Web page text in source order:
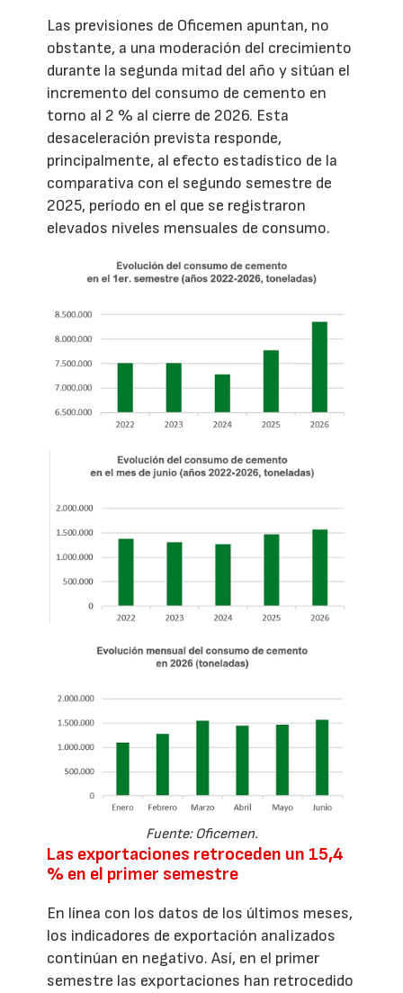
Las previsiones de Oficemen apuntan, no
obstante, a una moderación del crecimiento
durante la segunda mitad del año y sitúan el
incremento del consumo de cemento en
torno al 2 % al cierre de 2026. Esta
desaceleración prevista responde,
principalmente, al efecto estadístico de la
comparativa con el segundo semestre de
2025, período en el que se registraron
elevados niveles mensuales de consumo.
Fuente: Oficemen.
Las exportaciones retroceden un 15,4
% en el primer semestre
En línea con los datos de los últimos meses,
los indicadores de exportación analizados
continúan en negativo. Así, en el primer
semestre las exportaciones han retrocedido